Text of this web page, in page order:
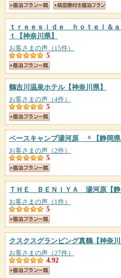
ｔｒｅｅｓｉｄｅ ｈｏｔｅｌ＆ａ
ｔ
【神奈川県】
お客さまの声（15件）
5
鶴吉川温泉ホテル【神奈川県】
お客さまの声（4件）
5
ベースキャンプ湯河原 ＾ 【静岡県
お客さまの声（2件）
5
ＴＨＥ ＢＥＮＩＹＡ 湯河原 【
お客さまの声（1件）
5
クスクスグランピング真鶴 【神奈川
お客さまの声（27件）
4.92